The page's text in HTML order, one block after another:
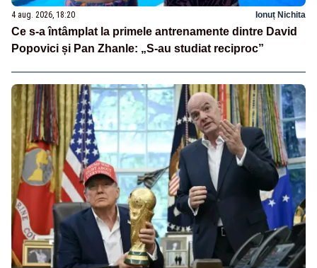
4 aug. 2026, 18:20 Ionuț Nichita
Ce s-a întâmplat la primele antrenamente dintre David
Popovici și Pan Zhanle: „S-au studiat reciproc”